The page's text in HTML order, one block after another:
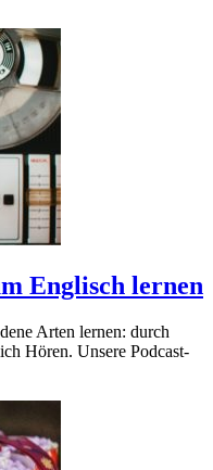
Englisch lernen
Arten lernen: durch
Hören. Unsere Podcast-